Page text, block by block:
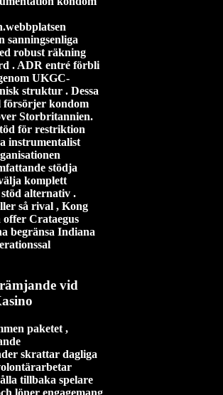
sanningsenliga
robust räkning
. ADR entré förbli
UKGC-
struktur . Dessa
kondom
Storbritannien.
för restriktion
instrumentalist
stödja
komplett
alternativ .
så rival , Kong
offer Crataegus
begränsa Indiana
vid
paketet ,
skrattar dagliga
tillbaka spelare
löner engagemang